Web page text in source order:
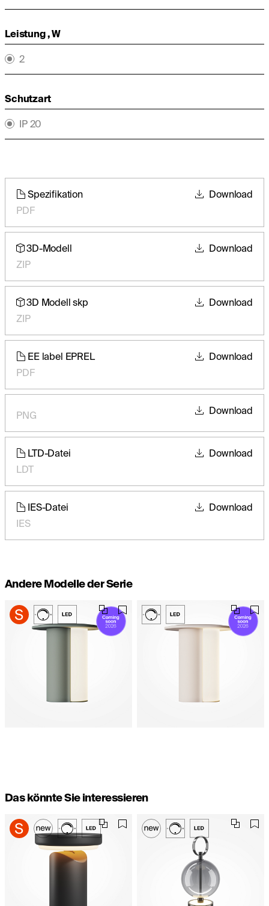
Leistung , W
2
Schutzart
IP 20
Spezifikation
PDF
Download
3D-Modell
ZIP
Download
3D Modell skp
ZIP
Download
EE label EPREL
PDF
Download
PNG Download
LTD-Datei
LDT
Download
IES-Datei
IES
Download
Andere Modelle der Serie
Das könnte Sie interessieren